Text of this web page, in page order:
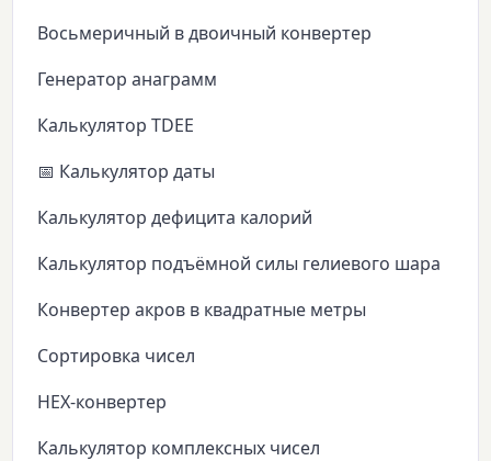
Восьмеричный в двоичный конвертер
Генератор анаграмм
Калькулятор TDEE
📅 Калькулятор даты
Калькулятор дефицита калорий
Калькулятор подъёмной силы гелиевого шара
Конвертер акров в квадратные метры
Сортировка чисел
HEX-конвертер
Калькулятор комплексных чисел